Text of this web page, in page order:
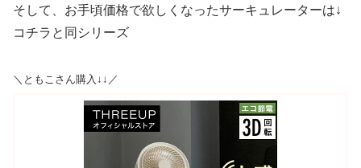
そして、お手頃価格で欲しくなったサーキュレーターは↓
コチラと同シリーズ
＼ともこさん購入↓↓／